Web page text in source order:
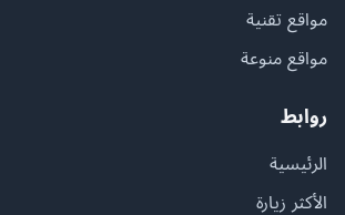
مواقع تقنية
مواقع منوعة
روابط
الرئيسية
الأكثر زيارة